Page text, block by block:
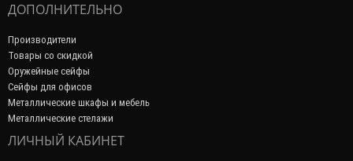
ДОПОЛНИТЕЛЬНО
Производители
Товары со скидкой
Оружейные сейфы
Сейфы для офисов
Металлические шкафы и мебель
Металлические стелажи
ЛИЧНЫЙ КАБИНЕТ